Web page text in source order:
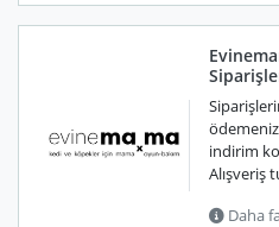
indirim
Alışveriş
Daha